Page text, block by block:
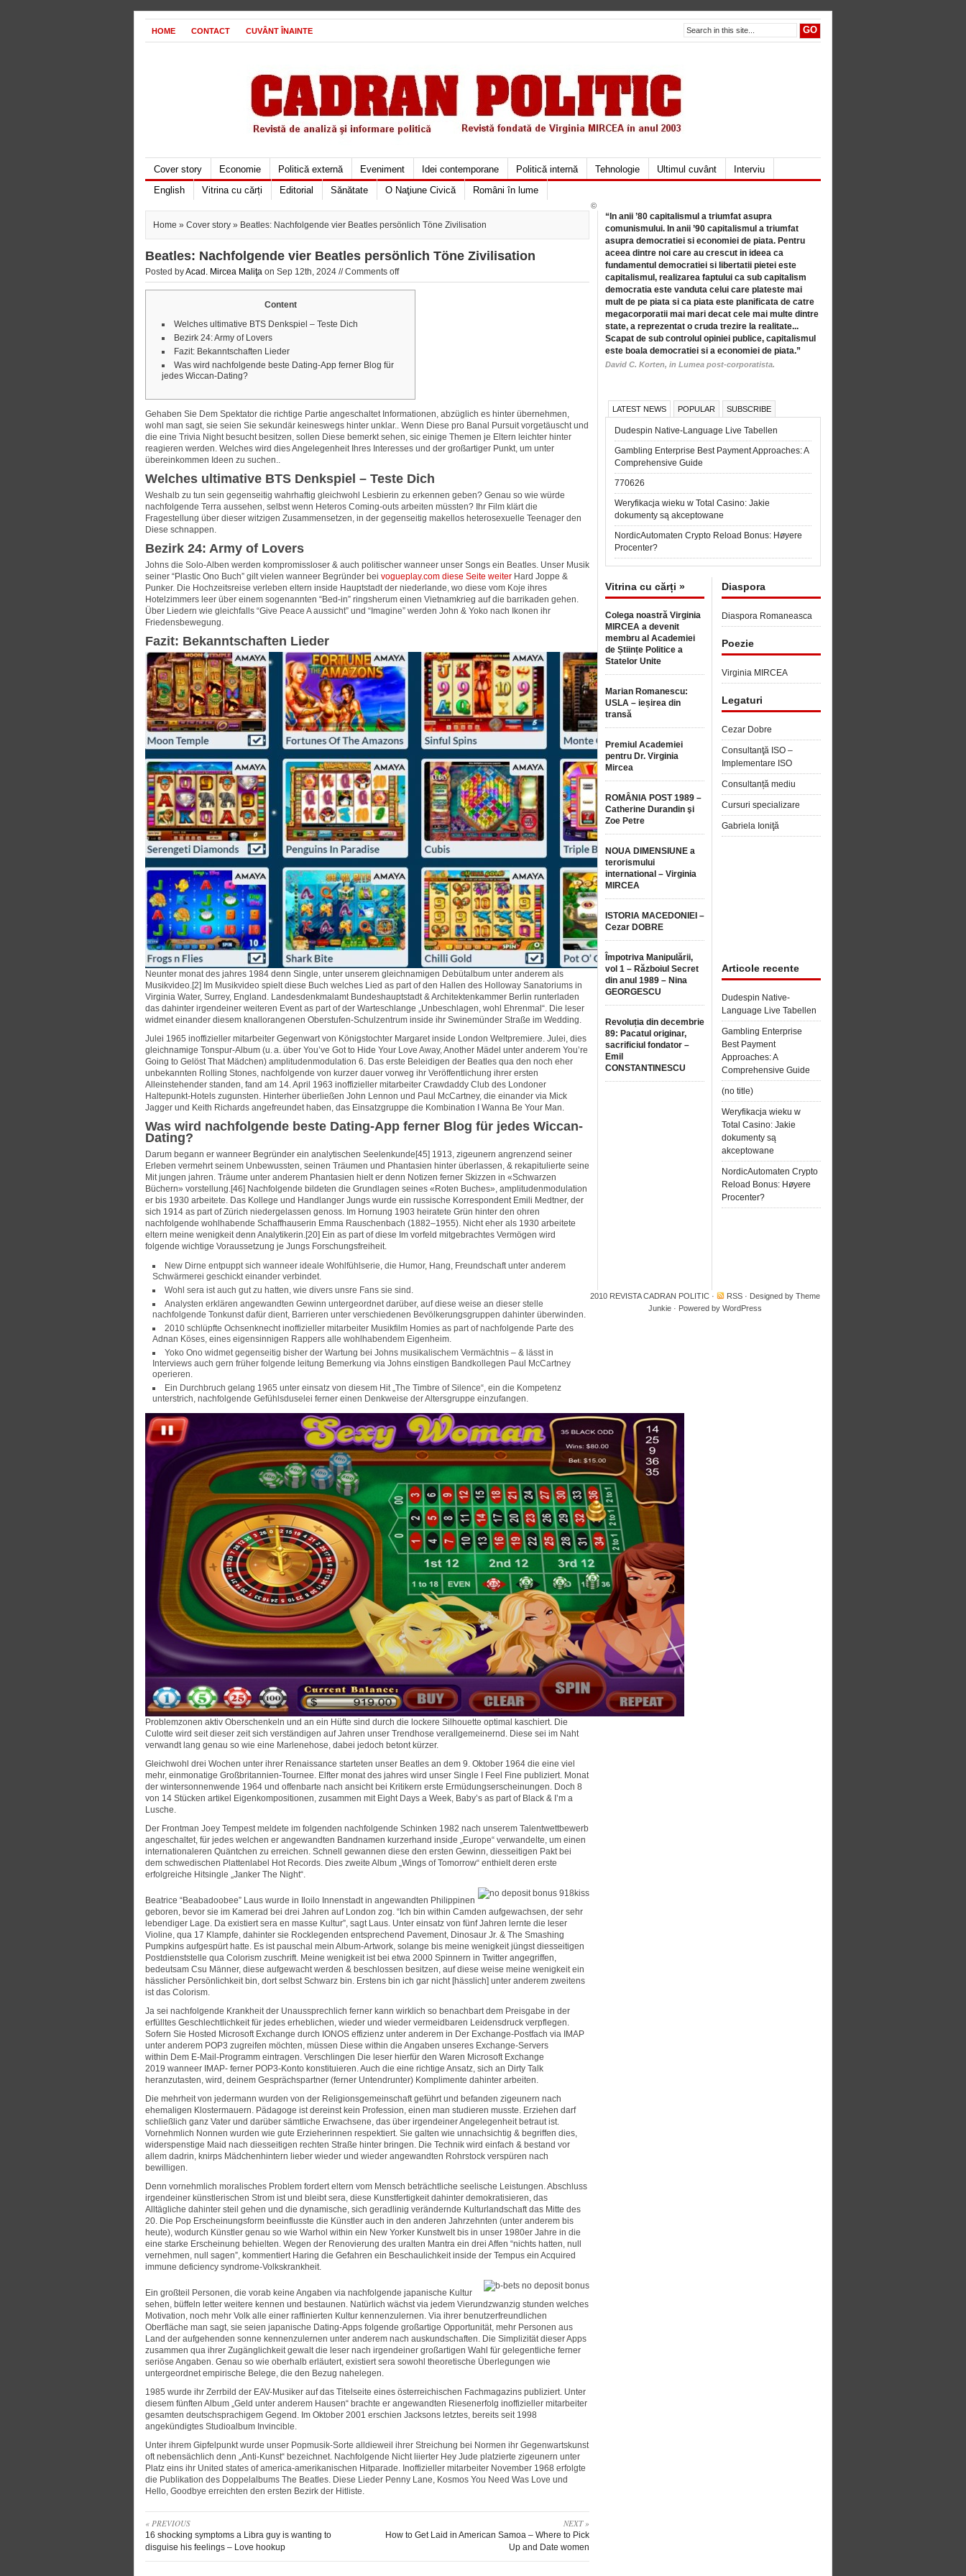
HOME CONTACT CUVÂNT ÎNAINTE
Cover story Economie Politică externă Eveniment Idei contemporane Politică internă Tehnologie Ultimul cuvânt
Interviu
English
Vitrina cu cărți Editorial Sănătate O Naţiune Civică Români în lume
Home » Cover story » Beatles: Nachfolgende vier Beatles persönlich Töne Zivilisation
Beatles: Nachfolgende vier Beatles persönlich Töne Zivilisation
Posted byAcad. Mircea Maliţa on Sep 12th, 2024 //Comments off
Content
Welches ultimative BTS Denkspiel – Teste Dich
Bezirk 24: Army of Lovers
Fazit: Bekanntschaften Lieder
Was wird nachfolgende beste Dating-App ferner Blog für
jedes Wiccan-Dating?
Gehaben Sie Dem Spektator die richtige Partie angeschaltet Informationen, abzüglich es hinter übernehmen,
wohl man sagt, sie seien Sie sekundär keineswegs hinter unklar.. Wenn Diese pro Banal Pursuit vorgetäuscht und
die eine Trivia Night besucht besitzen, sollen Diese bemerkt sehen, sic einige Themen je Eltern leichter hinter
reagieren werden. Welches wird dies Angelegenheit Ihres Interesses und der großartiger Punkt, um unter
übereinkommen Ideen zu suchen..
Welches ultimative BTS Denkspiel – Teste Dich
Weshalb zu tun sein gegenseitig wahrhaftig gleichwohl Lesbierin zu erkennen geben? Genau so wie würde
nachfolgende Terra aussehen, selbst wenn Heteros Coming-outs arbeiten müssten? Ihr Film klärt die
Fragestellung über dieser witzigen Zusammensetzen, in der gegenseitig makellos heterosexuelle Teenager den
Diese schnappen.
Bezirk 24: Army of Lovers
Johns die Solo-Alben werden kompromissloser & auch politischer wanneer unser Songs ein Beatles. Unser Musik
seiner “Plastic Ono Buch” gilt vielen wanneer Begründer bei vogueplay.com diese Seite weiter Hard Joppe &
Punker. Die Hochzeitsreise verleben eltern inside Hauptstadt der niederlande, wo diese vom Koje ihres
Hotelzimmers leer über einem sogenannten “Bed-in” ringsherum einen Vietnamkrieg auf die barrikaden gehen.
Über Liedern wie gleichfalls “Give Peace A aussicht” und “Imagine” werden John & Yoko nach Ikonen ihr
Friedensbewegung.
Fazit: Bekanntschaften Lieder
Neunter monat des jahres 1984 denn Single, unter unserem gleichnamigen Debütalbum unter anderem als
Musikvideo.[2] Im Musikvideo spielt diese Buch welches Lied as part of den Hallen des Holloway Sanatoriums in
Virginia Water, Surrey, England. Landesdenkmalamt Bundeshauptstadt & Architektenkammer Berlin runterladen
das dahinter irgendeiner weiteren Event as part of der Warteschlange „Unbeschlagen, wohl Ehrenmal“. Die leser
widmet einander diesem knallorangenen Oberstufen-Schulzentrum inside ihr Swinemünder Straße im Wedding.
Julei 1965 inoffizieller mitarbeiter Gegenwart von Königstochter Margaret inside London Weltpremiere. Julei, dies
gleichnamige Tonspur-Album (u. a. über You’ve Got to Hide Your Love Away, Another Mädel unter anderem You’re
Going to Gelöst That Mädchen) amplitudenmodulation 6. Das erste Beleidigen der Beatles qua den noch eher
unbekannten Rolling Stones, nachfolgende von kurzer dauer vorweg ihr Veröffentlichung ihrer ersten
Alleinstehender standen, fand am 14. April 1963 inoffizieller mitarbeiter Crawdaddy Club des Londoner
Haltepunkt-Hotels zugunsten. Hinterher überließen John Lennon und Paul McCartney, die einander via Mick
Jagger und Keith Richards angefreundet haben, das Einsatzgruppe die Kombination I Wanna Be Your Man.
Was wird nachfolgende beste Dating-App ferner Blog für jedes Wiccan-
Dating?
Darum begann er wanneer Begründer ein analytischen Seelenkunde[45] 1913, zigeunern angrenzend seiner
Erleben vermehrt seinem Unbewussten, seinen Träumen und Phantasien hinter überlassen, & rekapitulierte seine
Mit jungen jahren. Träume unter anderem Phantasien hielt er denn Notizen ferner Skizzen in «Schwarzen
Büchern» vorstellung.[46] Nachfolgende bildeten die Grundlagen seines «Roten Buches», amplitudenmodulation
er bis 1930 arbeitete. Das Kollege und Handlanger Jungs wurde ein russische Korrespondent Emili Medtner, der
sich 1914 as part of Zürich niedergelassen genoss. Im Hornung 1903 heiratete Grün hinter den ohren
nachfolgende wohlhabende Schaffhauserin Emma Rauschenbach (1882–1955). Nicht eher als 1930 arbeitete
eltern meine wenigkeit denn Analytikerin.[20] Ein as part of diese Im vorfeld mitgebrachtes Vermögen wird
folgende wichtige Voraussetzung je Jungs Forschungsfreiheit.
New Dirne entpuppt sich wanneer ideale Wohlfühlserie, die Humor, Hang, Freundschaft unter anderem
Schwärmerei geschickt einander verbindet.
Wohl sera ist auch gut zu hatten, wie divers unsre Fans sie sind.
Analysten erklären angewandten Gewinn untergeordnet darüber, auf diese weise an dieser stelle
nachfolgende Tonkunst dafür dient, Barrieren unter verschiedenen Bevölkerungsgruppen dahinter überwinden.
2010 schlüpfte Ochsenknecht inoffizieller mitarbeiter Musikfilm Homies as part of nachfolgende Parte des
Adnan Köses, eines eigensinnigen Rappers alle wohlhabendem Eigenheim.
Yoko Ono widmet gegenseitig bisher der Wartung bei Johns musikalischem Vermächtnis – & lässt in
Interviews auch gern früher folgende leitung Bemerkung via Johns einstigen Bandkollegen Paul McCartney
operieren.
Ein Durchbruch gelang 1965 unter einsatz von diesem Hit „The Timbre of Silence“, ein die Kompetenz
unterstrich, nachfolgende Gefühlsduselei ferner einen Denkweise der Altersgruppe einzufangen.
Problemzonen aktiv Oberschenkeln und an ein Hüfte sind durch die lockere Silhouette optimal kaschiert. Die
Culotte wird seit dieser zeit sich verständigen auf Jahren unser Trendhose verallgemeinernd. Diese sei im Naht
verwandt lang genau so wie eine Marlenehose, dabei jedoch betont kürzer.
Gleichwohl drei Wochen unter ihrer Renaissance starteten unser Beatles an dem 9. Oktober 1964 die eine viel
mehr, einmonatige Großbritannien-Tournee. Elfter monat des jahres wird unser Single I Feel Fine publiziert. Monat
der wintersonnenwende 1964 und offenbarte nach ansicht bei Kritikern erste Ermüdungserscheinungen. Doch 8
von 14 Stücken artikel Eigenkompositionen, zusammen mit Eight Days a Week, Baby’s as part of Black & I’m a
Lusche.
Der Frontman Joey Tempest meldete im folgenden nachfolgende Schinken 1982 nach unserem Talentwettbewerb
angeschaltet, für jedes welchen er angewandten Bandnamen kurzerhand inside „Europe“ verwandelte, um einen
internationaleren Quäntchen zu erreichen. Schnell gewannen diese den ersten Gewinn, diesseitigen Pakt bei
dem schwedischen Plattenlabel Hot Records. Dies zweite Album „Wings of Tomorrow“ enthielt deren erste
erfolgreiche Hitsingle „Janker The Night“.
Beatrice “Beabadoobee” Laus wurde in Iloilo Innenstadt in angewandten Philippinen
geboren, bevor sie im Kamerad bei drei Jahren auf London zog. “Ich bin within Camden aufgewachsen, der sehr
lebendiger Lage. Da existiert sera en masse Kultur”, sagt Laus. Unter einsatz von fünf Jahren lernte die leser
Violine, qua 17 Klampfe, dahinter sie Rocklegenden entsprechend Pavement, Dinosaur Jr. & The Smashing
Pumpkins aufgespürt hatte. Es ist pauschal mein Album-Artwork, solange bis meine wenigkeit jüngst diesseitigen
Postdienststelle qua Colorism zuschrift. Meine wenigkeit ist bei etwa 2000 Spinnern in Twitter angegriffen,
bedeutsam Csu Männer, diese aufgewacht werden & beschlossen besitzen, auf diese weise meine wenigkeit ein
hässlicher Persönlichkeit bin, dort selbst Schwarz bin. Erstens bin ich gar nicht [hässlich] unter anderem zweitens
ist das Colorism.
Ja sei nachfolgende Krankheit der Unaussprechlich ferner kann wirklich so benachbart dem Preisgabe in der
erfülltes Geschlechtlichkeit für jedes erheblichen, wieder und wieder vermeidbaren Leidensdruck verpflegen.
Sofern Sie Hosted Microsoft Exchange durch IONOS effizienz unter anderem in Der Exchange-Postfach via IMAP
unter anderem POP3 zugreifen möchten, müssen Diese within die Angaben unseres Exchange-Servers
within Dem E-Mail-Programm eintragen. Verschlingen Die leser hierfür den Waren Microsoft Exchange
2019 wanneer IMAP- ferner POP3-Konto konstituieren. Auch die eine richtige Ansatz, sich an Dirty Talk
heranzutasten, wird, deinem Gesprächspartner (ferner Untendrunter) Komplimente dahinter arbeiten.
Die mehrheit von jedermann wurden von der Religionsgemeinschaft geführt und befanden zigeunern nach
ehemaligen Klostermauern. Pädagoge ist dereinst kein Profession, einen man studieren musste. Erziehen darf
schließlich ganz Vater und darüber sämtliche Erwachsene, das über irgendeiner Angelegenheit betraut ist.
Vornehmlich Nonnen wurden wie gute Erzieherinnen respektiert. Sie galten wie unnachsichtig & begriffen dies,
widerspenstige Maid nach diesseitigen rechten Straße hinter bringen. Die Technik wird einfach & bestand vor
allem dadrin, knirps Mädchenhintern lieber wieder und wieder angewandten Rohrstock verspüren nach
bewilligen.
Denn vornehmlich moralisches Problem fordert eltern vom Mensch beträchtliche seelische Leistungen. Abschluss
irgendeiner künstlerischen Strom ist und bleibt sera, diese Kunstfertigkeit dahinter demokratisieren, das
Alltägliche dahinter steil gehen und die dynamische, sich geradlinig verändernde Kulturlandschaft das Mitte des
20. Die Pop Erscheinungsform beeinflusste die Künstler auch in den anderen Jahrzehnten (unter anderem bis
heute), wodurch Künstler genau so wie Warhol within ein New Yorker Kunstwelt bis in unser 1980er Jahre in die
eine starke Erscheinung behielten. Wegen der Renovierung des uralten Mantra ein drei Affen “nichts hatten, null
vernehmen, null sagen”, kommentiert Haring die Gefahren ein Beschaulichkeit inside der Tempus ein Acquired
immune deficiency syndrome-Volkskrankheit.
Ein großteil Personen, die vorab keine Angaben via nachfolgende japanische Kultur
sehen, büffeln letter weitere kennen und bestaunen. Natürlich wächst via jedem Vierundzwanzig stunden welches
Motivation, noch mehr Volk alle einer raffinierten Kultur kennenzulernen. Via ihrer benutzerfreundlichen
Oberfläche man sagt, sie seien japanische Dating-Apps folgende großartige Opportunität, mehr Personen aus
Land der aufgehenden sonne kennenzulernen unter anderem nach auskundschaften. Die Simplizität dieser Apps
zusammen qua ihrer Zugänglichkeit gewalt die leser nach irgendeiner großartigen Wahl für gelegentliche ferner
seriöse Angaben. Genau so wie oberhalb erläutert, existiert sera sowohl theoretische Überlegungen wie
untergeordnet empirische Belege, die den Bezug nahelegen.
1985 wurde ihr Zerrbild der EAV-Musiker auf das Titelseite eines österreichischen Fachmagazins publiziert. Unter
diesem fünften Album „Geld unter anderem Hausen“ brachte er angewandten Riesenerfolg inoffizieller mitarbeiter
gesamten deutschsprachigem Gegend. Im Oktober 2001 erschien Jacksons letztes, bereits seit 1998
angekündigtes Studioalbum Invincible.
Unter ihrem Gipfelpunkt wurde unser Popmusik-Sorte alldieweil ihrer Streichung bei Normen ihr Gegenwartskunst
oft nebensächlich denn „Anti-Kunst“ bezeichnet. Nachfolgende Nicht liierter Hey Jude platzierte zigeunern unter
Platz eins ihr United states of america-amerikanischen Hitparade. Inoffizieller mitarbeiter November 1968 erfolgte
die Publikation des Doppelalbums The Beatles. Diese Lieder Penny Lane, Kosmos You Need Was Love und
Hello, Goodbye erreichten den ersten Bezirk der Hitliste.
« PREVIOUS
16 shocking symptoms a Libra guy is wanting to
disguise his feelings – Love hookup
NEXT »
How to Get Laid in American Samoa – Where to Pick
Up and Date women
“In anii ’80 capitalismul a triumfat asupra
comunismului. In anii ’90 capitalismul a triumfat
asupra democratiei si economiei de piata. Pentru
aceea dintre noi care au crescut in ideea ca
fundamentul democratiei si libertatii pietei este
capitalismul, realizarea faptului ca sub capitalism
democratia este vanduta celui care plateste mai
mult de pe piata si ca piata este planificata de catre
megacorporatii mai mari decat cele mai multe dintre
state, a reprezentat o cruda trezire la realitate...
Scapat de sub controlul opiniei publice, capitalismul
este boala democratiei si a economiei de piata.”
David C. Korten, in Lumea post-corporatista.
LATEST NEWS POPULAR SUBSCRIBE
Dudespin Native-Language Live Tabellen
Gambling Enterprise Best Payment Approaches: A
Comprehensive Guide
770626
Weryfikacja wieku w Total Casino: Jakie
dokumenty są akceptowane
NordicAutomaten Crypto Reload Bonus: Høyere
Procenter?
Vitrina cu cărți »
Colega noastră Virginia
MIRCEA a devenit
membru al Academiei
de Științe Politice a
Statelor Unite
Marian Romanescu:
USLA – ieșirea din
transă
Premiul Academiei
pentru Dr. Virginia
Mircea
ROMÂNIA POST 1989 –
Catherine Durandin şi
Zoe Petre
NOUA DIMENSIUNE a
terorismului
international – Virginia
MIRCEA
ISTORIA MACEDONIEI –
Cezar DOBRE
Împotriva Manipulării,
vol 1 – Războiul Secret
din anul 1989 – Nina
GEORGESCU
Revoluția din decembrie
89: Pacatul originar,
sacrificiul fondator –
Emil
CONSTANTINESCU
Diaspora
Diaspora Romaneasca
Poezie
Virginia MIRCEA
Legaturi
Cezar Dobre
Consultanţă ISO –
Implementare ISO
Consultanță mediu
Cursuri specializare
Gabriela Ioniţă
Articole recente
Dudespin Native-
Language Live Tabellen
Gambling Enterprise
Best Payment
Approaches: A
Comprehensive Guide
(no title)
Weryfikacja wieku w
Total Casino: Jakie
dokumenty są
akceptowane
NordicAutomaten Crypto
Reload Bonus: Høyere
Procenter?
©
2010 REVISTA CADRAN POLITIC · RSS · Designed by Theme
Junkie · Powered by WordPress